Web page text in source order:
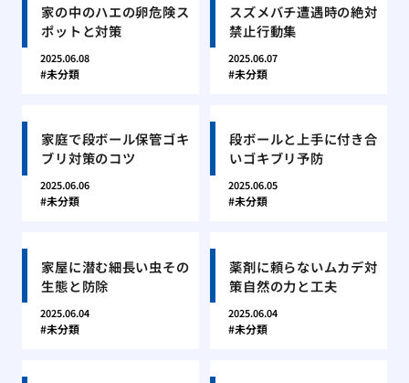
家の中のハエの卵危険ス
ポットと対策
2025.06.08
未分類
スズメバチ遭遇時の絶対
禁止行動集
2025.06.07
未分類
家庭で段ボール保管ゴキ
ブリ対策のコツ
2025.06.06
未分類
段ボールと上手に付き合
いゴキブリ予防
2025.06.05
未分類
家屋に潜む細長い虫その
生態と防除
2025.06.04
未分類
薬剤に頼らないムカデ対
策自然の力と工夫
2025.06.04
未分類